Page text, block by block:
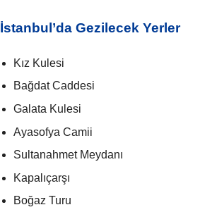
İstanbul’da Gezilecek Yerler
Kız Kulesi
Bağdat Caddesi
Galata Kulesi
Ayasofya Camii
Sultanahmet Meydanı
Kapalıçarşı
Boğaz Turu